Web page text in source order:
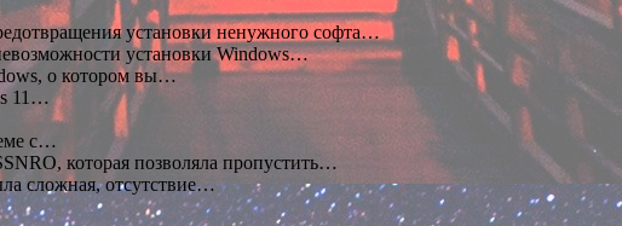
установки ненужного софта…
установки Windows…
о котором вы…
11…
с…
которая позволяла пропустить…
сложная, отсутствие…